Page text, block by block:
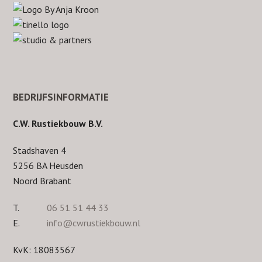
BEDRIJFSINFORMATIE
C.W. Rustiekbouw B.V.
Stadshaven 4
5256 BA Heusden
Noord Brabant
T.
06 51 51 44 33
E.
info@cwrustiekbouw.nl
KvK: 18083567